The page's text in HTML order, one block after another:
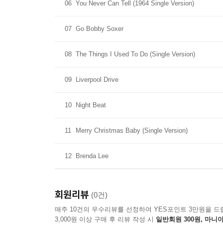
06 You Never Can Tell (1964 Single Version)
07 Go Bobby Soxer
08 The Things I Used To Do (Single Version)
09 Liverpool Drive
10 Night Beat
11 Merry Christmas Baby (Single Version)
12 Brenda Lee
회원리뷰 (0건)
매주 10건의 우수리뷰를 선정하여 YES포인트 3만원을 드
3,000원 이상 구매 후 리뷰 작성 시 일반회원 300원, 마니